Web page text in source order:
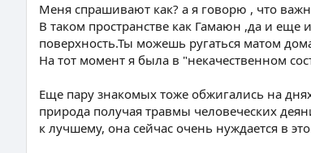
Меня спрашивают как? а я говорю , что
В таком пространстве как Гамаюн ,да и
поверхность.Ты можешь ругаться матом
На тот момент я была в "некачественном
Еще пару знакомых тоже обжигались на
природа получая травмы человеческих
к лучшему, она сейчас очень нуждается в